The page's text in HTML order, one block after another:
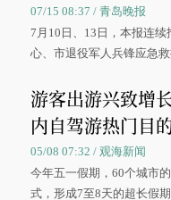
07/15 08:37 / 青岛晚报
7月10日、13日，本报连
心、市退役军人兵锋应急
游客出游兴致增
内自驾游热门目
05/08 07:32 / 观海新闻
今年五一假期，60个城市
式，形成7至8天的超长假